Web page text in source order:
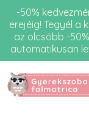
-50%
erejéig! Tegyél a
az olcsóbb -
automatikusan